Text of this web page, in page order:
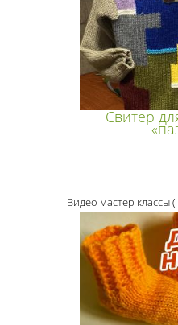
Свитер
Видео мастер классы(